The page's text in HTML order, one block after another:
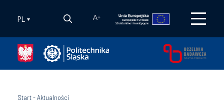
PL A+
Start-Aktualności